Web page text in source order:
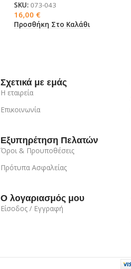
SKU: 073-043
16,00 €
Προσθήκη Στο Καλάθι
Σχετικά με εμάς
Η εταιρεία
Επικοινωνία
Εξυπηρέτηση Πελατών
Όροι & Προυποθέσεις
Πρότυπα Ασφαλείας
Ο λογαριασμός μου
Είσοδος / Εγγραφή